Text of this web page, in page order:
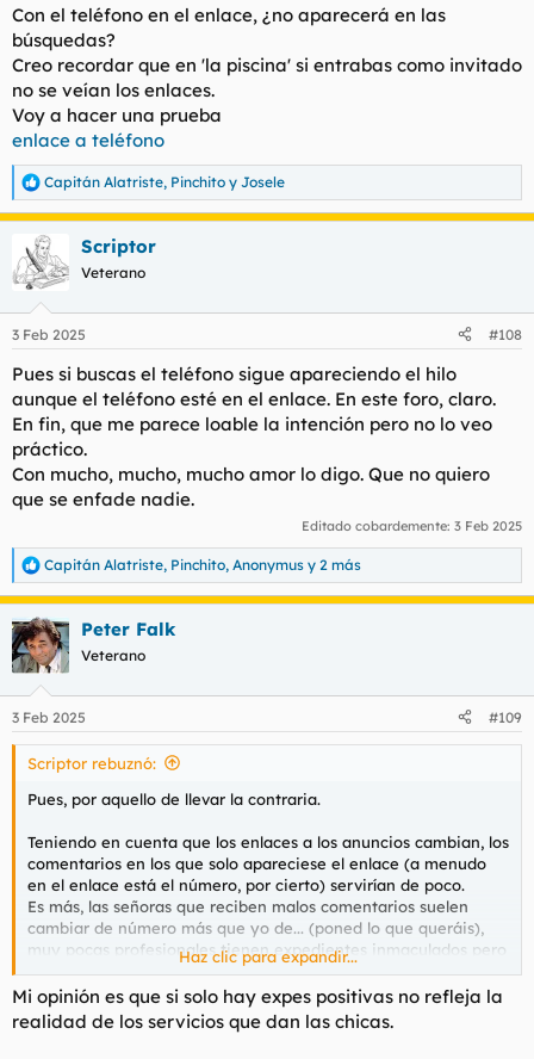
El anuncio en este caso es el mismo, la URL antigua apunta a
la nueva, pero el teléfono y su nombre artístico han cambiado.
Con el teléfono en el enlace, ¿no aparecerá en las
búsquedas?
Creo recordar que en 'la piscina' si entrabas como invitado
no se veían los enlaces.
Voy a hacer una prueba
enlace a teléfono
R
e
a
c
c
i
e
:
Capitán Alatriste, Pinchito y Josele
Scriptor
Veterano
3 Feb 2025 #108
Pues si buscas el teléfono sigue apareciendo el hilo
aunque el teléfono esté en el enlace. En este foro, claro.
En fin, que me parece loable la intención pero no lo veo
práctico.
Con mucho, mucho, mucho amor lo digo. Que no quiero
que se enfade nadie.
Editado cobardemente: 3 Feb 2025
R
e
a
c
c
i
e
s
Capitán Alatriste, Pinchito, Anonymus y 2 más
Peter Falk
Veterano
3 Feb 2025 #109
Scriptor rebuznó:
Pues, por aquello de llevar la contraria.
Teniendo en cuenta que los enlaces a los anuncios cambian, los
comentarios en los que solo apareciese el enlace (a menudo
en el enlace está el número, por cierto) servirían de poco.
Es más, las señoras que reciben malos comentarios suelen
cambiar de número más que yo de... (poned lo que queráis),
muy pocas profesionales tienen expedientes inmaculados pero
suele intuirse que algunos borrones o son, vamos a decir
injustos o circunstancias de un día, y no afectan al sentir
general.
A mí me pasa como a@Josele, no suelo publicar las visitas
Haz clic para expandir...
Mi opinión es que si solo hay expes positivas no refleja la
realidad de los servicios que dan las chicas.